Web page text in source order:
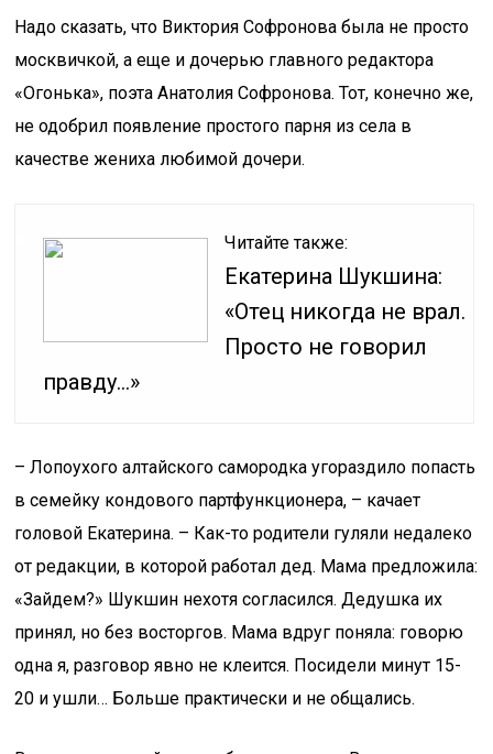
Надо сказать, что Виктория Софронова была не просто
москвичкой, а еще и дочерью главного редактора
«Огонька», поэта Анатолия Софронова. Тот, конечно же,
не одобрил появление простого парня из села в
качестве жениха любимой дочери.
Читайте также:
Екатерина Шукшина:
«Отец никогда не врал.
Просто не говорил
правду…»
– Лопоухого алтайского самородка угораздило попасть
в семейку кондового партфункционера, – качает
головой Екатерина. – Как-то родители гуляли недалеко
от редакции, в которой работал дед. Мама предложила:
«Зайдем?» Шукшин нехотя согласился. Дедушка их
принял, но без восторгов. Мама вдруг поняла: говорю
одна я, разговор явно не клеится. Посидели минут 15-
20 и ушли… Больше практически и не общались.